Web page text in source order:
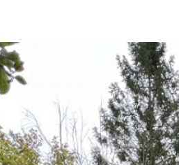
terrains de loisirs
immeubles